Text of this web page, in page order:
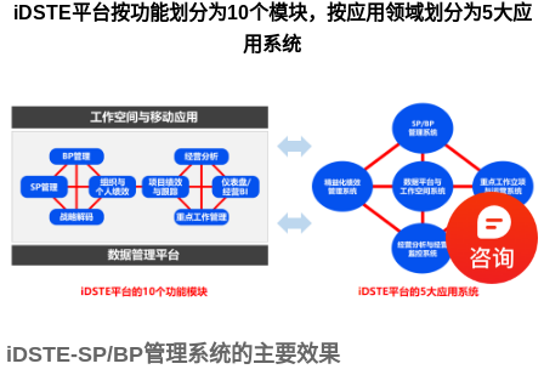
iDSTE平台按功能划分为10个模块，按应用领域划分为5大应
用系统
iDSTE-SP/BP管理系统的主要效果